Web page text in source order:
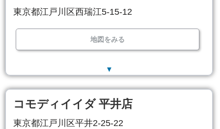
東京都江戸川区西瑞江5-15-12
地図をみる
▼
コモディイイダ 平井店
東京都江戸川区平井2-25-22